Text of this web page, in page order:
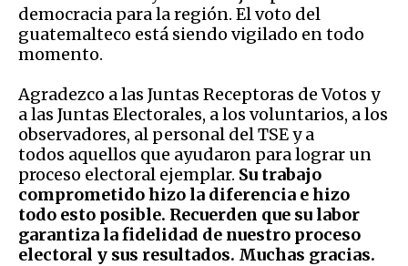
democracia para la región. El voto del
guatemalteco está siendo vigilado en todo
momento.
Agradezco a las Juntas Receptoras de Votos y
a las Juntas Electorales, a los voluntarios, a los
observadores, al personal del TSE y a
todos aquellos que ayudaron para lograr un
proceso electoral ejemplar. Su trabajo
comprometido hizo la diferencia e hizo
todo esto posible. Recuerden que su labor
garantiza la fidelidad de nuestro proceso
electoral y sus resultados. Muchas gracias.